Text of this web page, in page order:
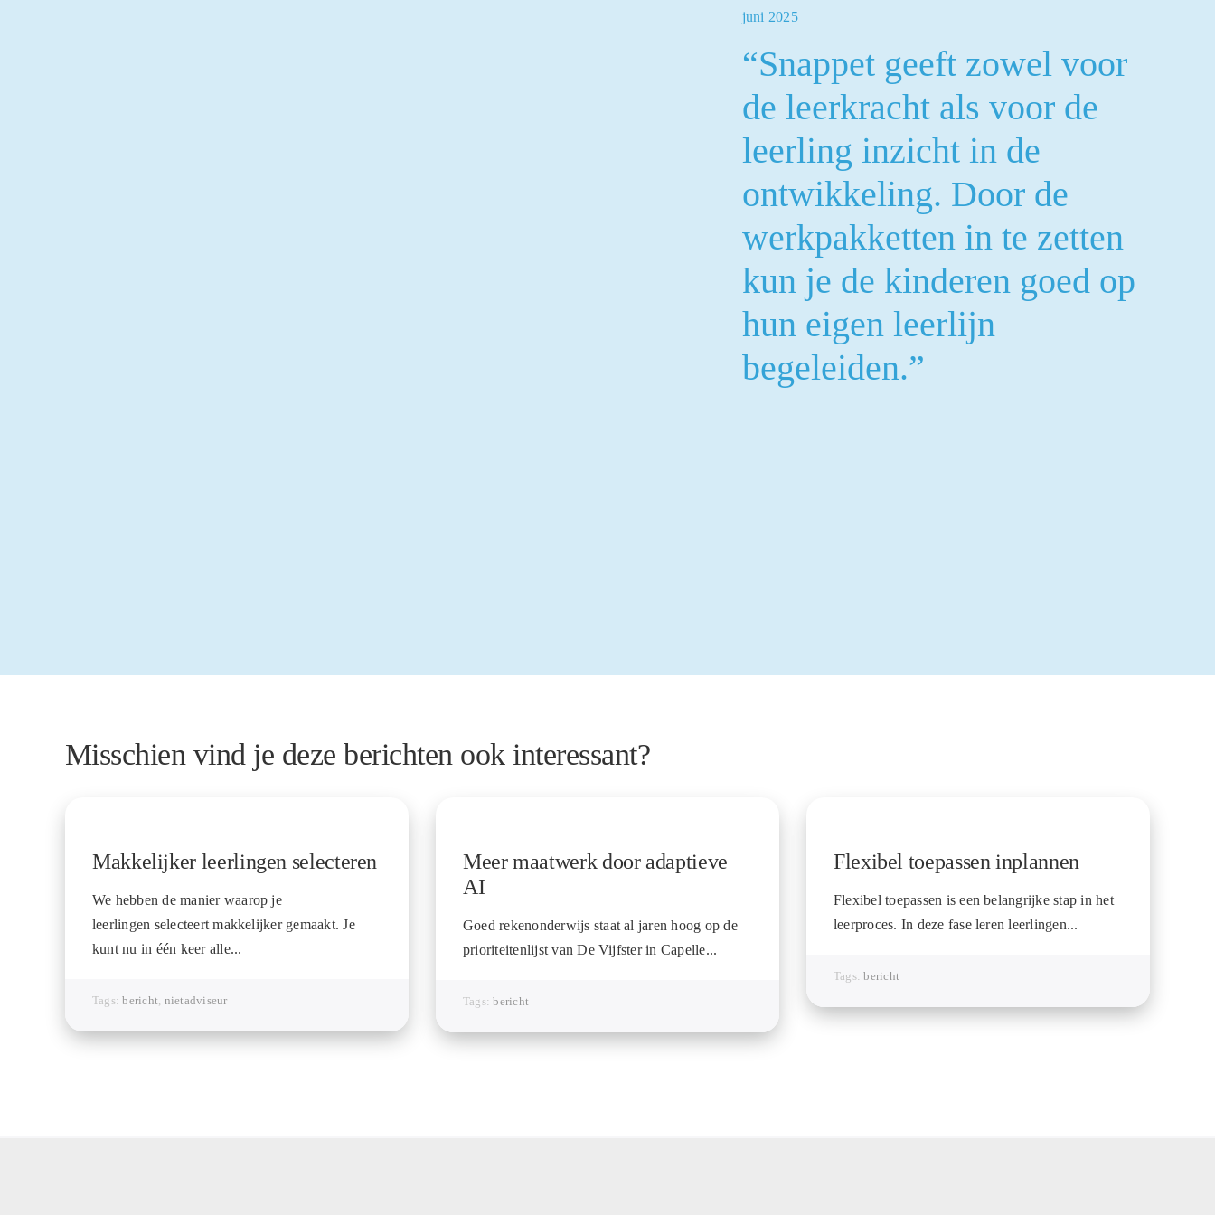
juni 2025
“Snappet geeft zowel voor
de leerkracht als voor de
leerling inzicht in de
ontwikkeling. Door de
werkpakketten in te zetten
kun je de kinderen goed op
hun eigen leerlijn
begeleiden.”
Misschien vind je deze berichten ook interessant?
Makkelijker leerlingen selecteren
We hebben de manier waarop je
leerlingen selecteert makkelijker gemaakt. Je
kunt nu in één keer alle...
Tags:bericht, nietadviseur
Meer maatwerk door adaptieve
AI
Goed rekenonderwijs staat al jaren hoog op de
prioriteitenlijst van De Vijfster in Capelle...
Tags:bericht
Flexibel toepassen inplannen
Flexibel toepassen is een belangrijke stap in het
leerproces. In deze fase leren leerlingen...
Tags:bericht